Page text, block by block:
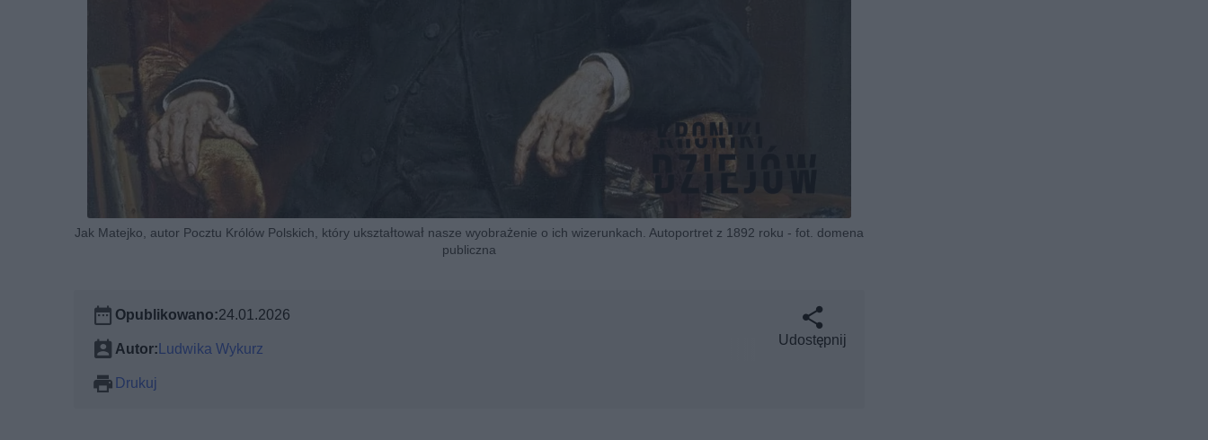
Jak Matejko, autor Pocztu Królów Polskich, który ukształtował nasze wyobrażenie o ich wizerunkach. Autoportret z 1892 roku - fot. domena
publiczna
Opublikowano:24.01.2026
Autor:Ludwika Wykurz
Drukuj
Udostępnij